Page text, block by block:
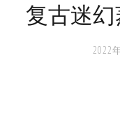
复古迷
2022